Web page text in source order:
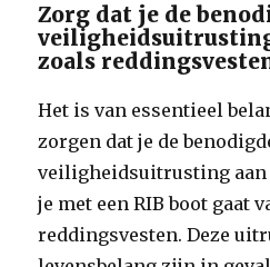
Zorg dat je de
zoals
Het is van essentieel
zorgen dat je de
veiligheidsuitrusting aan
je met een RIB boot gaat
reddingsvesten. Deze